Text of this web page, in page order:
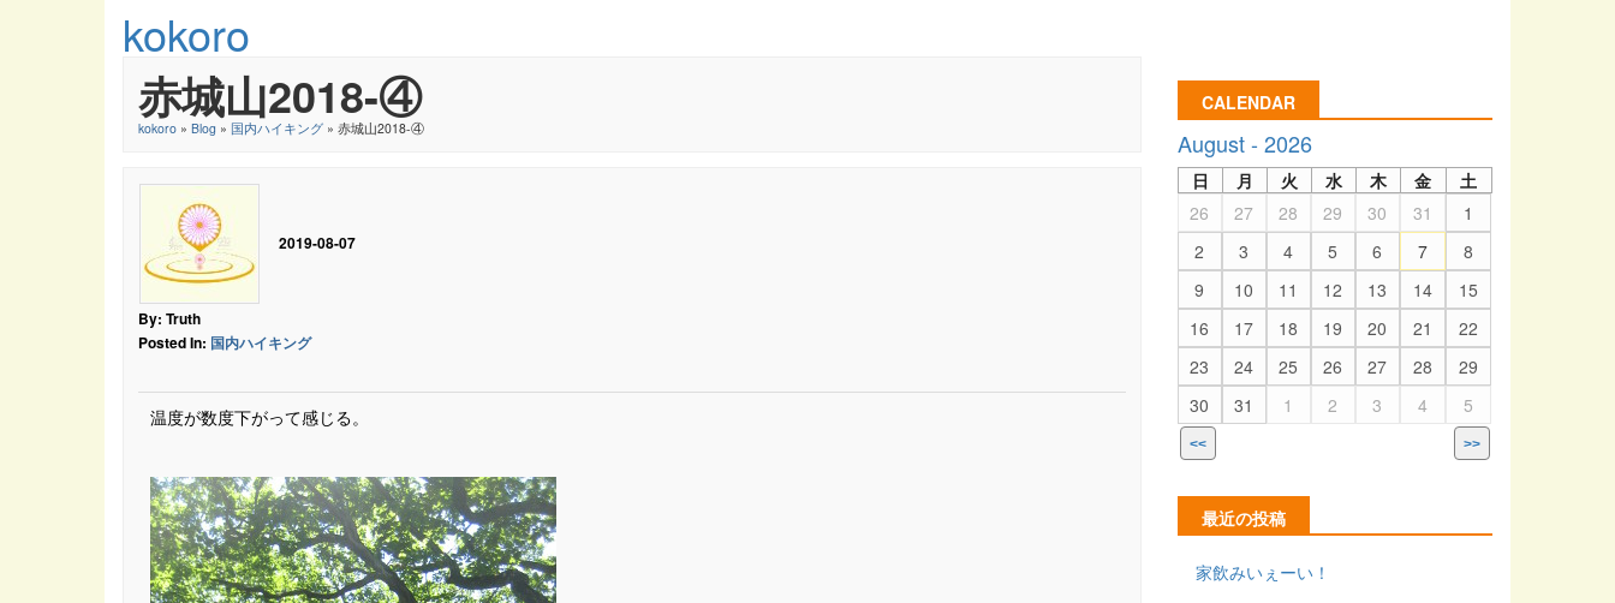
kokoro
赤城山2018-④
kokoro » Blog » 国内ハイキング » 赤城山2018-④
2019-08-07
By: Truth
Posted In: 国内ハイキング
温度が数度下がって感じる。
CALENDAR
August - 2026
日 月 火 水 木 金
土
26
27 28 29 30 31
1
2
3 4 5 6 7
8
9
10 11 12 13 14
15
16
17 18 19 20 21
22
23
24 25 26 27 28
29
30
31 1 2 3 4 5
<< >>
最近の投稿
家飲みいぇーい！